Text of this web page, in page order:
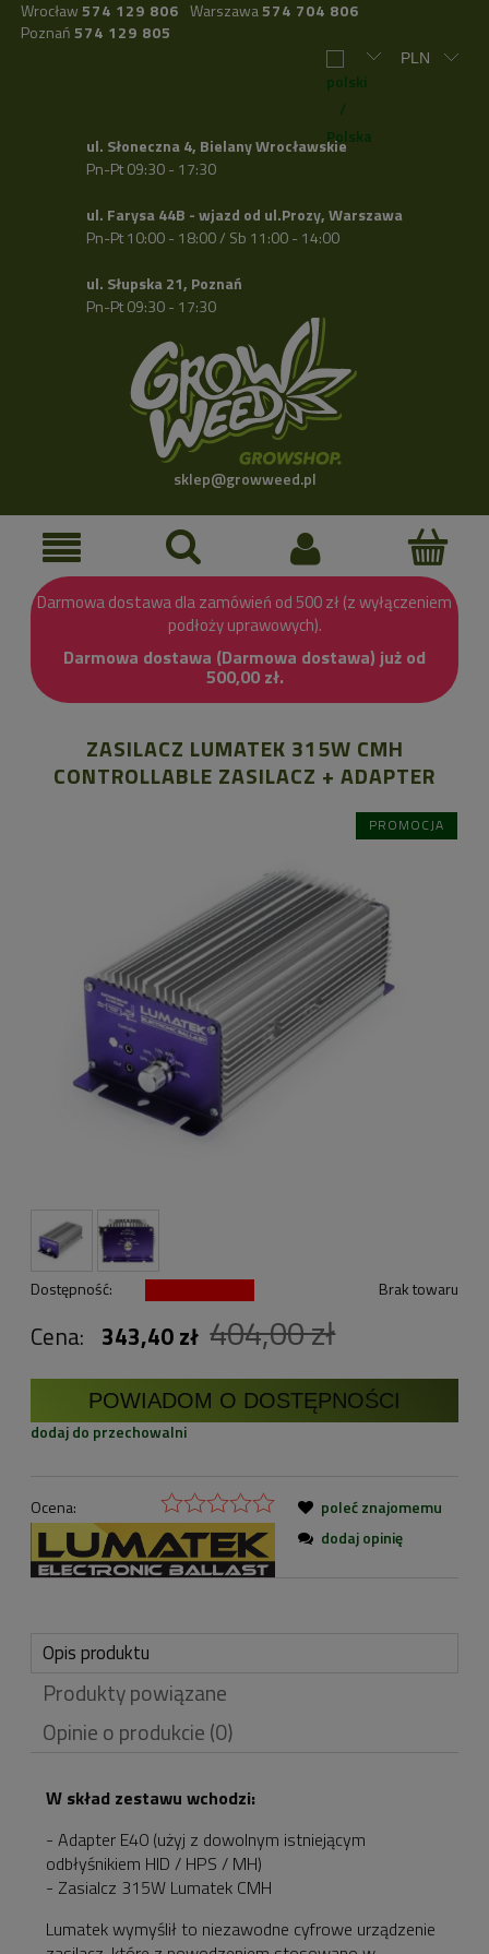
Wrocław 574 129 806 Warszawa574 704 806
Poznań 574 129 805
ul. Słoneczna 4, Bielany Wrocławskie
Pn-Pt 09:30 - 17:30
ul. Farysa 44B - wjazd od ul.Prozy, Warszawa
Pn-Pt 10:00 - 18:00 / Sb 11:00 - 14:00
ul. Słupska 21, Poznań
Pn-Pt 09:30 - 17:30
sklep@growweed.pl
Darmowa dostawa dla zamówień od 500 zł (z wyłączeniem
podłoży uprawowych).
Darmowa dostawa (Darmowa dostawa) już od
500,00 zł.
ZASILACZ LUMATEK 315W CMH
CONTROLLABLE ZASILACZ + ADAPTER
PROMOCJA
Dostępność: Brak towaru
Cena: 343,40 zł 404,00 zł
POWIADOM O DOSTĘPNOŚCI
dodaj do przechowalni
Ocena:
poleć znajomemu
dodaj opinię
Opis produktu
Produkty powiązane
Opinie o produkcie (0)
W skład zestawu wchodzi:
- Adapter E40 (użyj z dowolnym istniejącym
odbłyśnikiem HID / HPS / MH)
- Zasialcz 315W Lumatek CMH
Lumatek wymyślił to niezawodne cyfrowe urządzenie